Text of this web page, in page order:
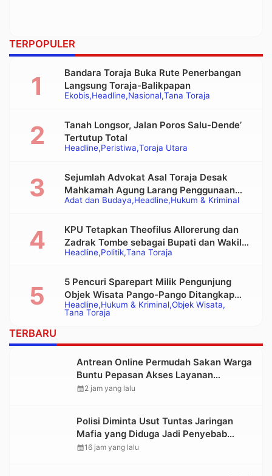
TERPOPULER
Ekobis Headline Nasional Tana Toraja
Bandara Toraja Buka Rute Penerbangan
Langsung Toraja-Balikpapan
Headline Peristiwa Toraja Utara
Tanah Longsor, Jalan Poros Salu-Dende’
Tertutup Total
Adat dan Budaya Headline Hukum & Kriminal
Sejumlah Advokat Asal Toraja Desak
Mahkamah Agung Larang Penggunaan
Alat Berat pada Eksekusi Rumah Adat
Headline Politik Tana Toraja
KPU Tetapkan Theofilus Allorerung dan
Zadrak Tombe sebagai Bupati dan Wakil
Bupati Tana Toraja Terpilih
Headline Hukum & Kriminal Objek Wisata
Tana Toraja
5 Pencuri Sparepart Milik Pengunjung
Objek Wisata Pango-Pango Ditangkap
Polisi
TERBARU
Antrean Online Permudah Sakan Warga
Buntu Pepasan Akses Layanan
Kesehatan Tanpa Hambatan
calendar_month2 jam yang lalu
Polisi Diminta Usut Tuntas Jaringan
Mafia yang Diduga Jadi Penyebab
Kelangkaan BBM di Toraja
calendar_month16 jam yang lalu